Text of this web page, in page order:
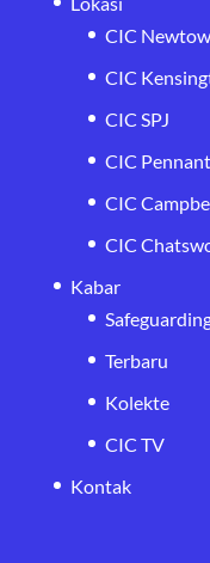
CIC
CIC
CIC SPJ
CIC
CIC
CIC
Kabar
Terbaru
Kolekte
CIC TV
Kontak